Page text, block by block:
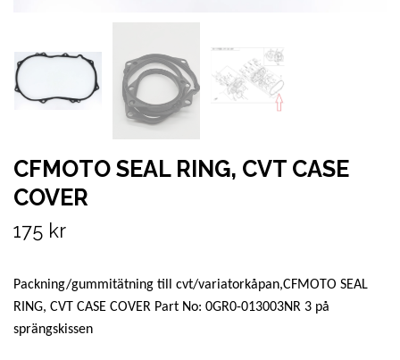
CFMOTO SEAL RING, CVT CASE
COVER
175 kr
Packning/gummitätning till cvt/variatorkåpan,CFMOTO SEAL
RING, CVT CASE COVER Part No: 0GR0-013003NR 3 på
sprängskissen